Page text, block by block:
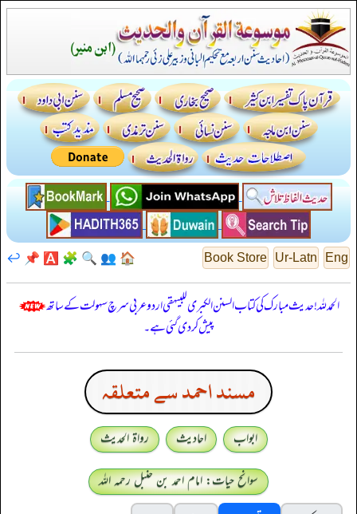
Eng
Ur-Latn
Book Store
🏠
👥
🔍
🧩
🅰️
📌
↩️
الحمدللہ! حدیث مبارک کی کتاب السنن الكبرى للبيهقي اردو عربی سرچ سہولت کے ساتھ
پیش کر دی گئی ہے۔
مسند احمد سے متعلقہ
ابواب احادیث
رواۃ الحدیث
سوانح حیات: امام احمد بن حنبل رحمہ اللہ